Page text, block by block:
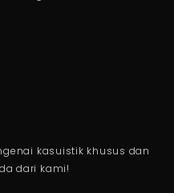
kasuistik khusus dan
dari kami!